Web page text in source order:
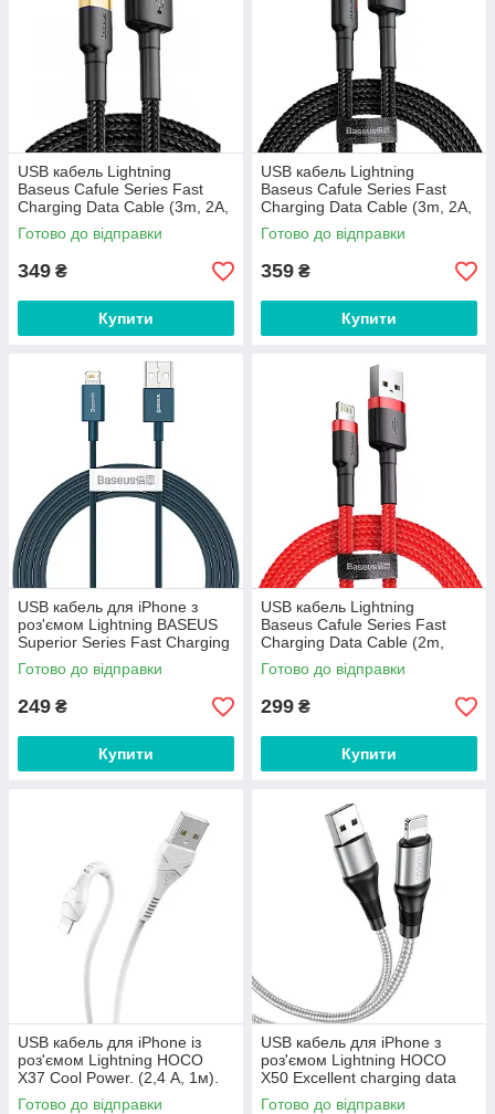
USB кабель Lightning
Baseus Сafule Series Fast
Charging Data Cable (3m, 2A,
480 Mbps). Red
Готово до відправки
349 ₴
Купити
USB кабель Lightning
Baseus Сafule Series Fast
Charging Data Cable (3m, 2A,
480 Mbps). Black-Red
Готово до відправки
359 ₴
Купити
USB кабель для iPhone з
роз'ємом Lightning BASEUS
Superior Series Fast Charging
Data Cable (2m, 2.4A). Blue
Готово до відправки
249 ₴
Купити
USB кабель Lightning
Baseus Сafule Series Fast
Charging Data Cable (2m,
1,5A, 480 Mbps). Red
Готово до відправки
299 ₴
Купити
USB кабель для iPhone із
роз'ємом Lightning HOCO
X37 Cool Power. (2,4 А, 1м).
White
Готово до відправки
USB кабель для iPhone з
роз'ємом Lightning HOCO
X50 Excellent charging data
cable (2,4 А, 1m). Grey
Готово до відправки